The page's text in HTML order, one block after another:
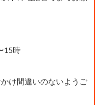
15時
け間違いのないようご